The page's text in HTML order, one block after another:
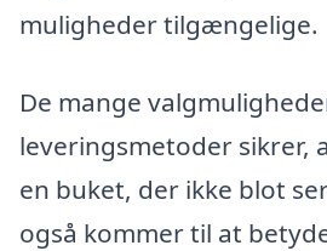
muligheder tilgængelige.
De mange
leveringsmetoder sikrer,
en buket, der ikke blot
også kommer til at